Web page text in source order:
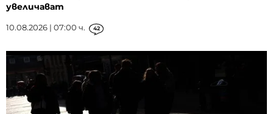
увеличават
10.08.2026 | 07:00 ч. 42